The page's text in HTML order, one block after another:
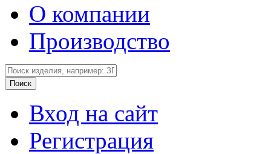
О компании
Производство
Вход на сайт
Регистрация